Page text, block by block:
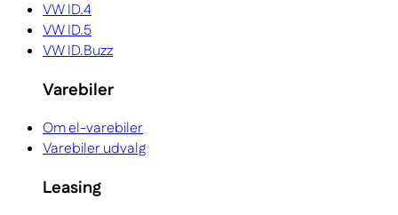
VW ID.4
VW ID.5
VW ID.Buzz
Varebiler
Om el-varebiler
Varebiler udvalg
Leasing